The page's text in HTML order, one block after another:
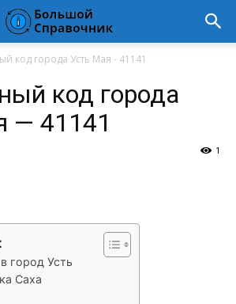
код города Усть Мая - 41141
код города
— 41141
1
город Усть
Саха